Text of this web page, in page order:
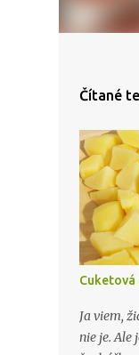
Čítané
Ja viem,
nie je. Ale